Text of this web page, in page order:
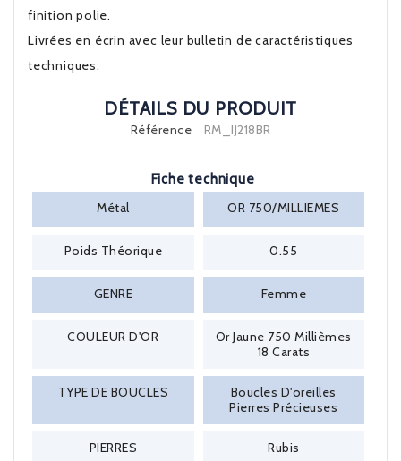
finition polie.
Livrées en écrin avec leur bulletin de caractéristiques
techniques.
DÉTAILS DU PRODUIT
Référence RM_IJ218BR
Fiche technique
Métal
OR 750/MILLIEMES
Poids Théorique 0.55
GENRE Femme
COULEUR D'OR
Or Jaune 750 Millièmes
18 Carats
TYPE DE BOUCLES
Boucles D'oreilles
Pierres Précieuses
PIERRES Rubis